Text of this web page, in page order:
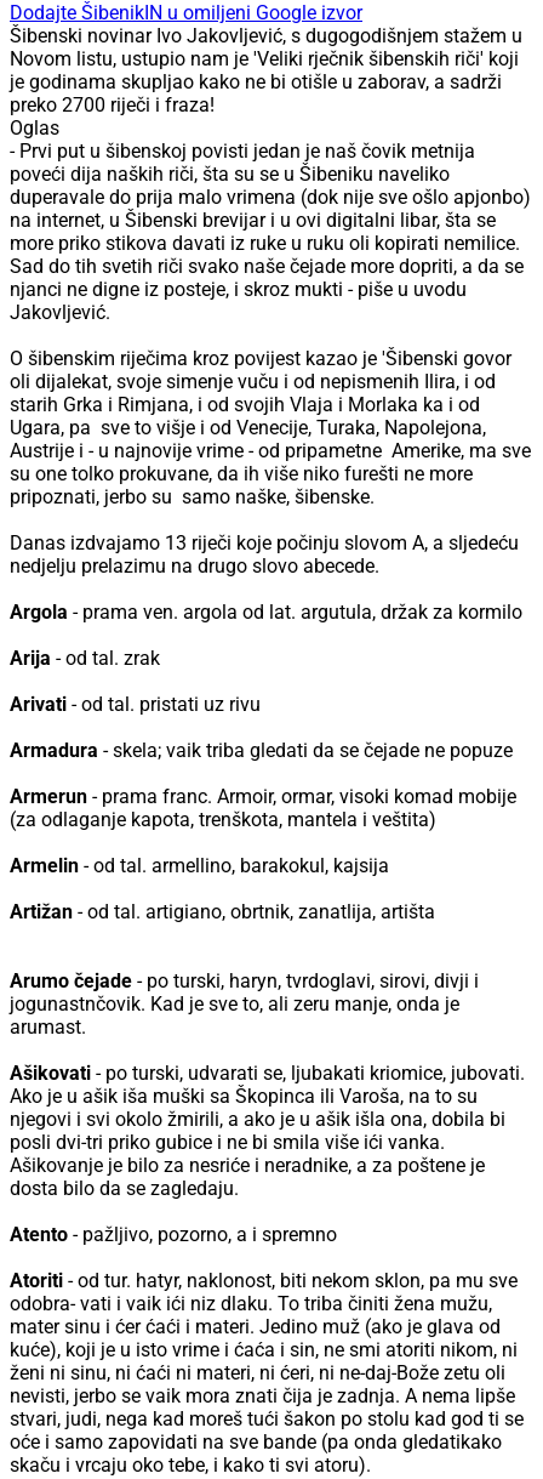
Dodajte ŠibenikIN u omiljeni Google izvor
Šibenski novinar Ivo Jakovljević, s dugogodišnjem stažem u
Novom listu, ustupio nam je 'Veliki rječnik šibenskih riči' koji
je godinama skupljao kako ne bi otišle u zaborav, a sadrži
preko 2700 riječi i fraza!
Oglas
- Prvi put u šibenskoj povisti jedan je naš čovik metnija
poveći dija naških riči, šta su se u Šibeniku naveliko
duperavale do prija malo vrimena (dok nije sve ošlo apjonbo)
na internet, u Šibenski brevijar i u ovi digitalni libar, šta se
more priko stikova davati iz ruke u ruku oli kopirati nemilice.
Sad do tih svetih riči svako naše čejade more dopriti, a da se
njanci ne digne iz posteje, i skroz mukti - piše u uvodu
Jakovljević.
O šibenskim riječima kroz povijest kazao je 'Šibenski govor
oli dijalekat, svoje simenje vuču i od nepismenih Ilira, i od
starih Grka i Rimjana, i od svojih Vlaja i Morlaka ka i od
Ugara, pa sve to višje i od Venecije, Turaka, Napolejona,
Austrije i - u najnovije vrime - od pripametne Amerike, ma sve
su one tolko prokuvane, da ih više niko furešti ne more
pripoznati, jerbo su samo naške, šibenske.
Danas izdvajamo 13 riječi koje počinju slovom A, a sljedeću
nedjelju prelazimu na drugo slovo abecede.
Argola - prama ven. argola od lat. argutula, držak za kormilo
Arija - od tal. zrak
Arivati - od tal. pristati uz rivu
Armadura - skela; vaik triba gledati da se čejade ne popuze
Armerun - prama franc. Armoir, ormar, visoki komad mobije
(za odlaganje kapota, trenškota, mantela i veštita)
Armelin - od tal. armellino, barakokul, kajsija
Artižan - od tal. artigiano, obrtnik, zanatlija, artišta
Arumo čejade - po turski, haryn, tvrdoglavi, sirovi, divji i
jogunastnčovik. Kad je sve to, ali zeru manje, onda je
arumast.
Ašikovati - po turski, udvarati se, ljubakati kriomice, jubovati.
Ako je u ašik iša muški sa Škopinca ili Varoša, na to su
njegovi i svi okolo žmirili, a ako je u ašik išla ona, dobila bi
posli dvi-tri priko gubice i ne bi smila više ići vanka.
Ašikovanje je bilo za nesriće i neradnike, a za poštene je
dosta bilo da se zagledaju.
Atento - pažljivo, pozorno, a i spremno
Atoriti - od tur. hatyr, naklonost, biti nekom sklon, pa mu sve
odobra- vati i vaik ići niz dlaku. To triba činiti žena mužu,
mater sinu i ćer ćaći i materi. Jedino muž (ako je glava od
kuće), koji je u isto vrime i ćaća i sin, ne smi atoriti nikom, ni
ženi ni sinu, ni ćaći ni materi, ni ćeri, ni ne-daj-Bože zetu oli
nevisti, jerbo se vaik mora znati čija je zadnja. A nema lipše
stvari, judi, nega kad moreš tući šakon po stolu kad god ti se
oće i samo zapovidati na sve bande (pa onda gledatikako
skaču i vrcaju oko tebe, i kako ti svi atoru).